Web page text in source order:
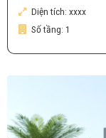
Diện tích: xxxx
Số tầng: 1